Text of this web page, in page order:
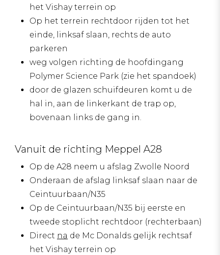
het Vishay terrein op
Op het terrein rechtdoor rijden tot het
einde, linksaf slaan, rechts de auto
parkeren
weg volgen richting de hoofdingang
Polymer Science Park (zie het spandoek)
door de glazen schuifdeuren komt u de
hal in, aan de linkerkant de trap op,
bovenaan links de gang in.
Vanuit de richting Meppel A28
Op de A28 neem u afslag Zwolle Noord
Onderaan de afslag linksaf slaan naar de
Ceintuurbaan/N35
Op de Ceintuurbaan/N35 bij eerste en
tweede stoplicht rechtdoor (rechterbaan)
Direct na de Mc Donalds gelijk rechtsaf
het Vishay terrein op